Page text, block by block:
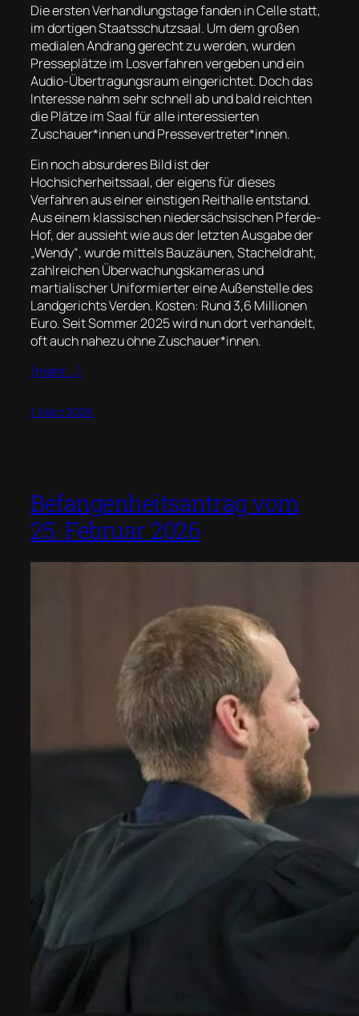
Die ersten Verhandlungstage fanden in Celle statt,
im dortigen Staatsschutzsaal. Um dem großen
medialen Andrang gerecht zu werden, wurden
Presseplätze im Losverfahren vergeben und ein
Audio-Übertragungsraum eingerichtet. Doch das
Interesse nahm sehr schnell ab und bald reichten
die Plätze im Saal für alle interessierten
Zuschauer*innen und Pressevertreter*innen.
Ein noch absurderes Bild ist der
Hochsicherheitssaal, der eigens für dieses
Verfahren aus einer einstigen Reithalle entstand.
Aus einem klassischen niedersächsischen Pferde-
Hof, der aussieht wie aus der letzten Ausgabe der
„Wendy“, wurde mittels Bauzäunen, Stacheldraht,
zahlreichen Überwachungskameras und
martialischer Uniformierter eine Außenstelle des
Landgerichts Verden. Kosten: Rund 3,6 Millionen
Euro. Seit Sommer 2025 wird nun dort verhandelt,
oft auch nahezu ohne Zuschauer*innen.
(mehr …)
1. März 2026
Befangenheitsantrag vom
25. Februar 2026